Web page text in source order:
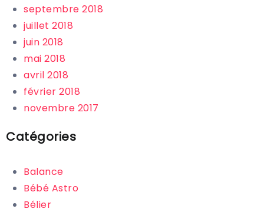
septembre 2018
juillet 2018
juin 2018
mai 2018
avril 2018
février 2018
novembre 2017
Catégories
Balance
Bébé Astro
Bélier